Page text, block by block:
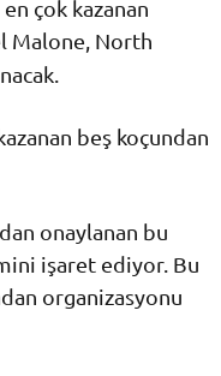
en çok kazanan
Malone, North
beş koçundan
onaylanan bu
işaret ediyor. Bu
organizasyonu